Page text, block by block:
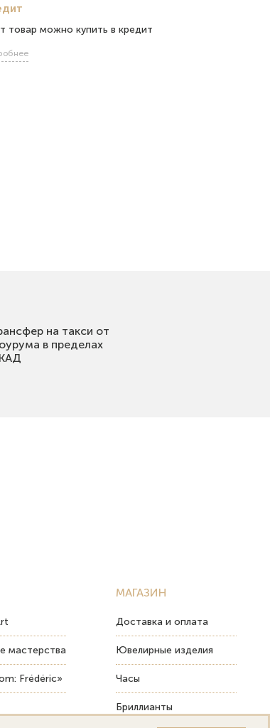
товар можно купить в кредит
на такси от
в пределах
мастерства
Frédéric»
МАГАЗИН
Доставка и оплата
Ювелирные изделия
Часы
Бриллианты